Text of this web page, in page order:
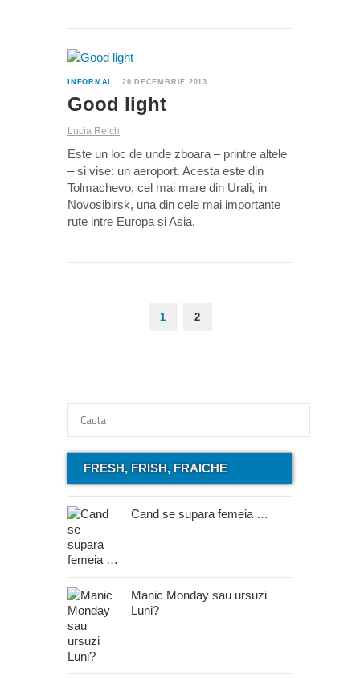
INFORMAL 20 DECEMBRIE 2013
Good light
Lucia Reich
Este un loc de unde zboara – printre altele
– si vise: un aeroport. Acesta este din
Tolmachevo, cel mai mare din Urali, in
Novosibirsk, una din cele mai importante
rute intre Europa si Asia.
1 2
FRESH, FRISH, FRAICHE
Cand se supara femeia …
Manic Monday sau ursuzi
Luni?